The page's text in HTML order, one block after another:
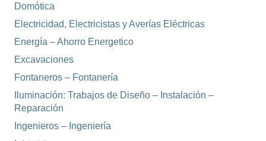
Domótica
Electricidad, Electricistas y Averías Eléctricas
Energía – Ahorro Energetico
Excavaciones
Fontaneros – Fontanería
Iluminación: Trabajos de Diseño – Instalación –
Reparación
Ingenieros – Ingeniería